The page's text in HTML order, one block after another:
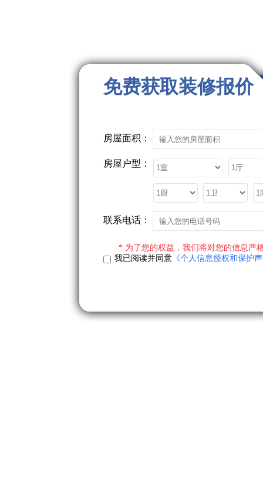
免费获取装修报价
房屋面积：
房屋户型：
联系电话：
* 为了您的权益，我们将对您的信息严
我已阅读并同意《个人信息授权和保护